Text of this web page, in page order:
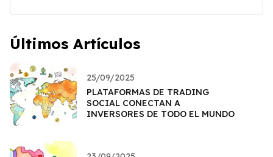
Últimos Artículos
25/09/2025
PLATAFORMAS DE TRADING
SOCIAL CONECTAN A
INVERSORES DE TODO EL MUNDO